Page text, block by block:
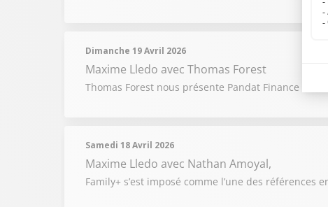
Dimanche 19 Avril 2026
Maxime Lledo avec Thomas Forest
Thomas Forest nous présente Pandat Finance : le
Samedi 18 Avril 2026
Maxime Lledo avec Nathan Amoyal,
Family+ s’est imposé comme l’une des